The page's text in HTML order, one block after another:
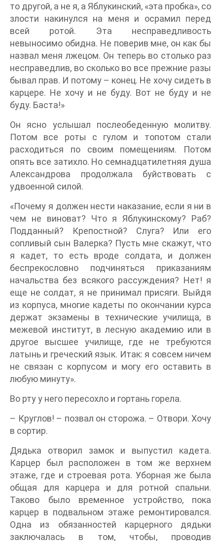
то другой, а не я, а Яблукинский, «эта пробка», со
злости накинулся на меня и осрамил перед
всей ротой. Эта несправедливость
невыносимо обидна. Не поверив мне, он как бы
назвал меня лжецом. Он теперь во столько раз
несправедлив, во сколько во все прежние разы
бывал прав. И потому – конец. Не хочу сидеть в
карцере. Не хочу и не буду. Вот не буду и не
буду. Баста!»
Он ясно услышал послеобеденную молитву.
Потом все роты с гулом и топотом стали
расходиться по своим помещениям. Потом
опять все затихло. Но семнадцатилетняя душа
Александрова продолжала буйствовать с
удвоенной силой.
«Почему я должен нести наказание, если я ни в
чем не виноват? Что я Яблукинскому? Раб?
Подданный? Крепостной? Слуга? Или его
сопливый сын Валерка? Пусть мне скажут, что
я кадет, то есть вроде солдата, и должен
беспрекословно подчиняться приказаниям
начальства без всякого рассуждения? Нет! я
еще не солдат, я не принимал присяги. Выйдя
из корпуса, многие кадеты по окончании курса
держат экзамены в технические училища, в
межевой институт, в лесную академию или в
другое высшее училище, где не требуются
латынь и греческий язык. Итак: я совсем ничем
не связан с корпусом и могу его оставить в
любую минуту».
Во рту у него пересохло и гортань горела.
– Круглов! – позвал он сторожа. – Отвори. Хочу
в сортир.
Дядька отворил замок и выпустил кадета.
Карцер был расположен в том же верхнем
этаже, где и строевая рота. Уборная же была
общая для карцера и для ротной спальни.
Таково было временное устройство, пока
карцер в подвальном этаже ремонтировался.
Одна из обязанностей карцерного дядьки
заключалась в том, чтобы, проводив